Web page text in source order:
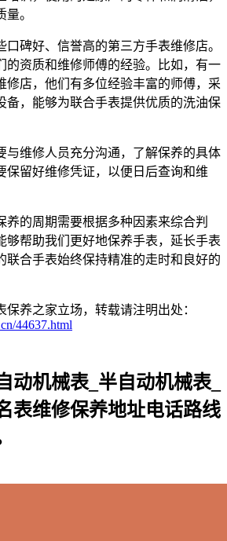
。
碑好、信誉高的第三方手表维修店。
的资质和维修师傅的经验。比如，有一
修店，他们有多位经验丰富的师傅，采
备，能够为联合手表提供优质的洗油保
与维修人员充分沟通，了解保养的具体
保留好维修凭证，以便日后查询和维
养的周期需要根据多种因素来综合判
够帮助我们更好地保养手表，延长手表
联合手表始终保持精准的走时和良好的
养之家立场，转载请注明出处：
44637.html
动机械表_半自动机械表_
表维修保养地址电话路线